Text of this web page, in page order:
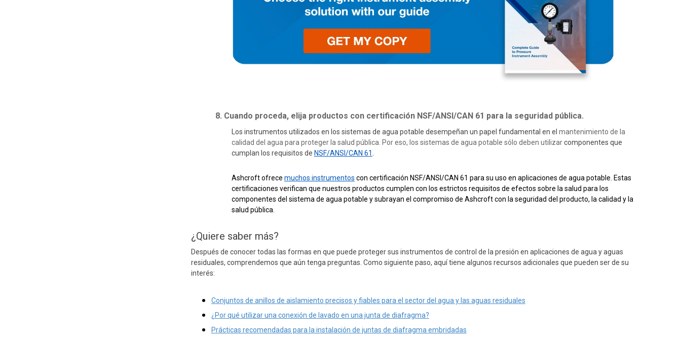
8. Cuando proceda, elija productos con certificación NSF/ANSI/CAN 61 para la seguridad pública.
Los instrumentos utilizados en los sistemas de agua potable desempeñan un papel fundamental en el mantenimiento de la
calidad del agua para proteger la salud pública. Por eso, los sistemas de agua potable sólo deben utilizarcomponentes que
cumplan los requisitos de NSF/ANSI/CAN 61
Ashcroft ofrece muchos instrumentos con certificación NSF/ANSI/CAN 61 para su uso en aplicaciones de agua potable. Estas
certificaciones verifican que nuestros productos cumplen con los estrictos requisitos de efectos sobre la salud para los
componentes del sistema de agua potable y subrayan el compromiso de Ashcroft con la seguridad del producto, la calidad y la
salud pública.
¿Quiere saber más?
Después de conocer todas las formas en que puede proteger sus instrumentos de control de la presión en aplicaciones de agua y aguas
residuales, comprendemos que aún tenga preguntas. Como siguiente paso, aquí tiene algunos recursos adicionales que pueden ser de su
interés:
Conjuntos de anillos de aislamiento precisos y fiables para el sector del agua y las aguas residuales
¿Por qué utilizar una conexión de lavado en una junta de diafragma?
Prácticas recomendadas para la instalación de juntas de diafragma embridadas